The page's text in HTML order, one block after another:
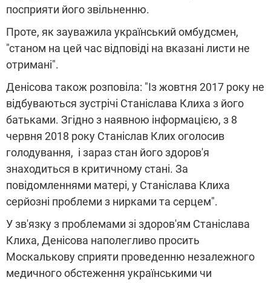
посприяти його звільненню.
Проте, як зауважила український омбудсмен,
"станом на цей час відповіді на вказані листи не
отримані".
Денісова також розповіла: "Із жовтня 2017 року не
відбуваються зустрічі Станіслава Клиха з його
батьками. Згідно з наявною інформацією, з 8
червня 2018 року Станіслав Клих оголосив
голодування, і зараз стан його здоров'я
знаходиться в критичному стані. За
повідомленнями матері, у Станіслава Клиха
серйозні проблеми з нирками та серцем".
У зв'язку з проблемами зі здоров'ям Станіслава
Клиха, Денісова наполегливо просить
Москалькову сприяти проведенню незалежного
медичного обстеження українськими чи